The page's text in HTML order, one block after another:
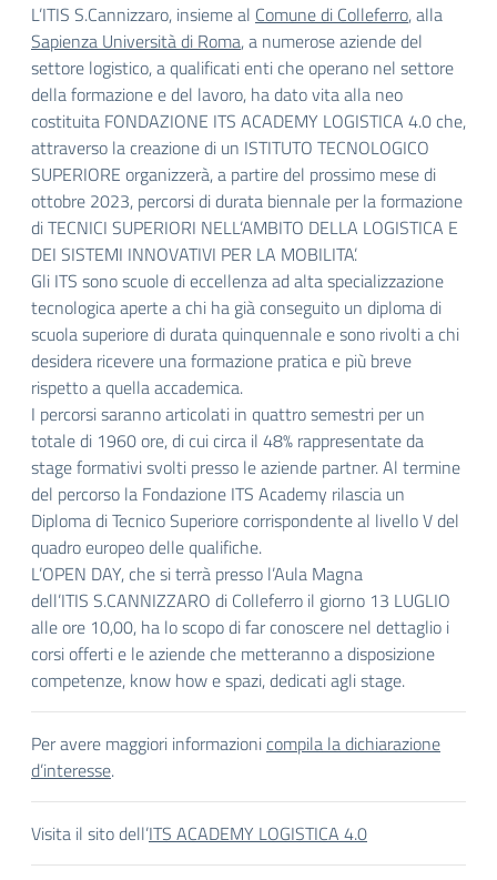
L’ITIS S.Cannizzaro, insieme al Comune di Colleferro, alla
Sapienza Università di Roma, a numerose aziende del
settore logistico, a qualificati enti che operano nel settore
della formazione e del lavoro, ha dato vita alla neo
costituita FONDAZIONE ITS ACADEMY LOGISTICA 4.0 che,
attraverso la creazione di un ISTITUTO TECNOLOGICO
SUPERIORE organizzerà, a partire del prossimo mese di
ottobre 2023, percorsi di durata biennale per la formazione
di TECNICI SUPERIORI NELL’AMBITO DELLA LOGISTICA E
DEI SISTEMI INNOVATIVI PER LA MOBILITA’.
Gli ITS sono scuole di eccellenza ad alta specializzazione
tecnologica aperte a chi ha già conseguito un diploma di
scuola superiore di durata quinquennale e sono rivolti a chi
desidera ricevere una formazione pratica e più breve
rispetto a quella accademica.
I percorsi saranno articolati in quattro semestri per un
totale di 1960 ore, di cui circa il 48% rappresentate da
stage formativi svolti presso le aziende partner. Al termine
del percorso la Fondazione ITS Academy rilascia un
Diploma di Tecnico Superiore corrispondente al livello V del
quadro europeo delle qualifiche.
L’OPEN DAY, che si terrà presso l’Aula Magna
dell’ITIS S.CANNIZZARO di Colleferro il giorno 13 LUGLIO
alle ore 10,00, ha lo scopo di far conoscere nel dettaglio i
corsi offerti e le aziende che metteranno a disposizione
competenze, know how e spazi, dedicati agli stage.
Per avere maggiori informazioni compila la dichiarazione
d’interesse.
Visita il sito dell’ITS ACADEMY LOGISTICA 4.0